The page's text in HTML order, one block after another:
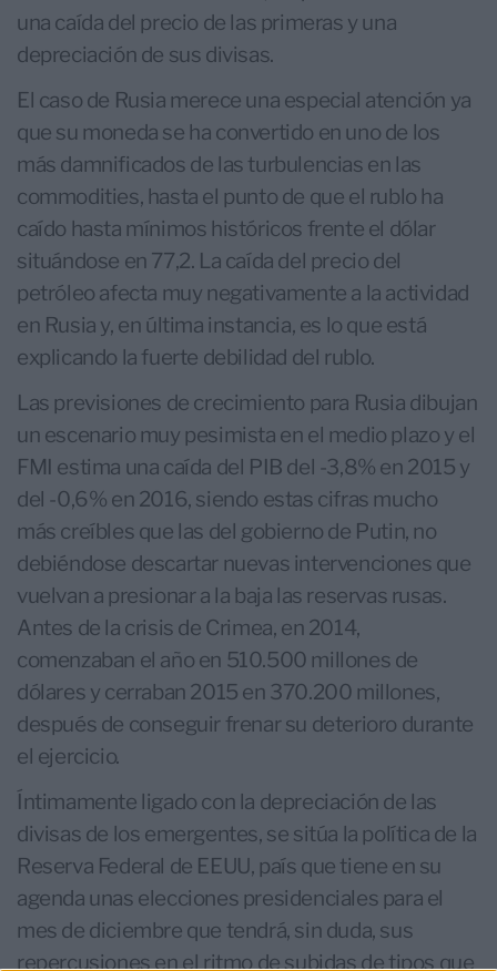
una caída del precio de las primeras y una
depreciación de sus divisas.
El caso de Rusia merece una especial atención ya
que su moneda se ha convertido en uno de los
más damnificados de las turbulencias en las
commodities, hasta el punto de que el rublo ha
caído hasta mínimos históricos frente el dólar
situándose en 77,2. La caída del precio del
petróleo afecta muy negativamente a la actividad
en Rusia y, en última instancia, es lo que está
explicando la fuerte debilidad del rublo.
Las previsiones de crecimiento para Rusia dibujan
un escenario muy pesimista en el medio plazo y el
FMI estima una caída del PIB del -3,8% en 2015 y
del -0,6% en 2016, siendo estas cifras mucho
más creíbles que las del gobierno de Putin, no
debiéndose descartar nuevas intervenciones que
vuelvan a presionar a la baja las reservas rusas.
Antes de la crisis de Crimea, en 2014,
comenzaban el año en 510.500 millones de
dólares y cerraban 2015 en 370.200 millones,
después de conseguir frenar su deterioro durante
el ejercicio.
Íntimamente ligado con la depreciación de las
divisas de los emergentes, se sitúa la política de la
Reserva Federal de EEUU, país que tiene en su
agenda unas elecciones presidenciales para el
mes de diciembre que tendrá, sin duda, sus
repercusiones en el ritmo de subidas de tipos que